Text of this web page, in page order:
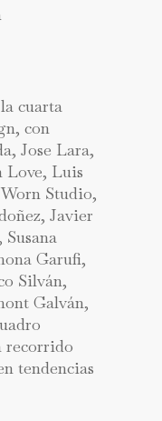
cuarta
con
Jose Lara,
Love, Luis
Studio,
Javier
Garufi,
Silván,
Galván,
recorrido
tendencias